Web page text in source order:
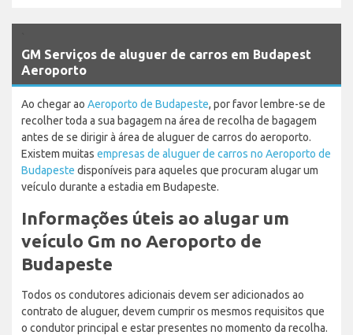
GM Serviços de aluguer de carros em Budapest
Aeroporto
Ao chegar ao Aeroporto de Budapeste, por favor lembre-se de
recolher toda a sua bagagem na área de recolha de bagagem
antes de se dirigir à área de aluguer de carros do aeroporto.
Existem muitas empresas de aluguer de carros no Aeroporto de
Budapeste disponíveis para aqueles que procuram alugar um
veículo durante a estadia em Budapeste.
Informações úteis ao alugar um
veículo Gm no Aeroporto de
Budapeste
Todos os condutores adicionais devem ser adicionados ao
contrato de aluguer, devem cumprir os mesmos requisitos que
o condutor principal e estar presentes no momento da recolha.